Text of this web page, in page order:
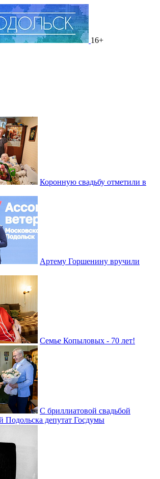
16+
Коронную свадьбу отметили в
Артему Горшенину вручили
Семье Копыловых - 70 лет!
С бриллиатовой свадьбой
Подольска депутат Госдумы